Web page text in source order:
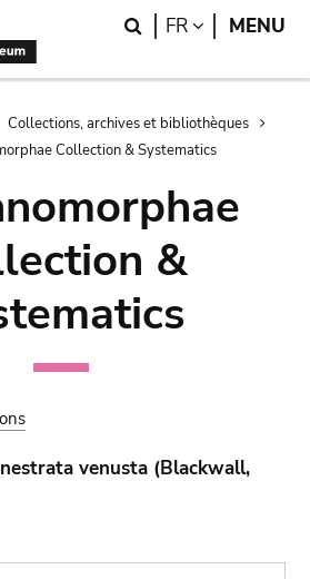
Search
FR LANGUAGE
MENU
Collections, archives et bibliothèques
Collection & Systematics
&
venusta (Blackwall,